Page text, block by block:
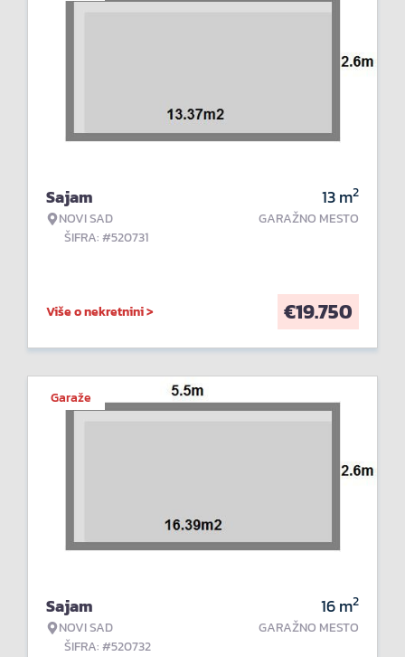
Sajam
NOVI SAD
ŠIFRA: #520731
13m2
GARAŽNO MESTO
Više o nekretnini > €19.750
Garaže
Sajam
NOVI SAD
ŠIFRA: #520732
16m2
GARAŽNO MESTO